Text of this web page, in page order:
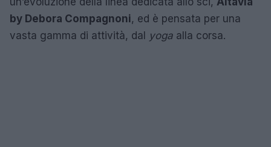
by Debora Compagnoni, ed è pensata per una
vasta gamma di attività, dal yoga alla corsa.